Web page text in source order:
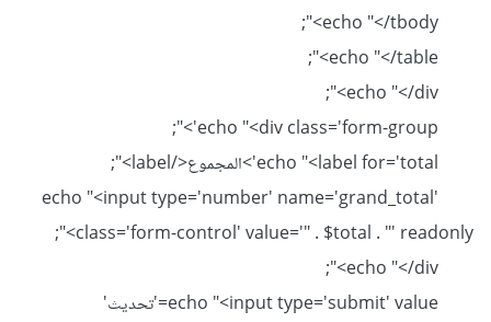
echo "<input type='number' name='grand_total'
class='form-control' value='" . $total . "' readonly>";
echo "<input type='submit' value='تحديث'